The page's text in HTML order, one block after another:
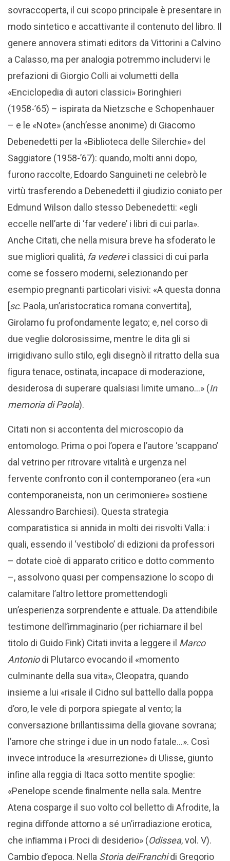
sovraccoperta, il cui scopo principale è presentare in
modo sintetico e accattivante il contenuto del libro. Il
genere annovera stimati editors da Vittorini a Calvino
a Calasso, ma per analogia potremmo includervi le
prefazioni di Giorgio Colli ai volumetti della
«Enciclopedia di autori classici» Boringhieri
(1958-’65) – ispirata da Nietzsche e Schopenhauer
– e le «Note» (anch’esse anonime) di Giacomo
Debenedetti per la «Biblioteca delle Silerchie» del
Saggiatore (1958-’67): quando, molti anni dopo,
furono raccolte, Edoardo Sanguineti ne celebrò le
virtù trasferendo a Debenedetti il giudizio coniato per
Edmund Wilson dallo stesso Debenedetti: «egli
eccelle nell’arte di ‘far vedere’ i libri di cui parla».
Anche Citati, che nella misura breve ha sfoderato le
sue migliori qualità, fa vederei classici di cui parla
come se fossero moderni, selezionando per
esempio pregnanti particolari visivi: «A questa donna
[sc. Paola, un’aristocratica romana convertita],
Girolamo fu profondamente legato; e, nel corso di
due veglie dolorosissime, mentre le dita gli si
irrigidivano sullo stilo, egli disegnò il ritratto della sua
ﬁgura tenace, ostinata, incapace di moderazione,
desiderosa di superare qualsiasi limite umano…» (In
memoria di Paola).
Citati non si accontenta del microscopio da
entomologo. Prima o poi l’opera e l’autore ‘scappano’
dal vetrino per ritrovare vitalità e urgenza nel
fervente confronto con il contemporaneo (era «un
contemporaneista, non un cerimoniere» sostiene
Alessandro Barchiesi). Questa strategia
comparatistica si annida in molti dei risvolti Valla: i
quali, essendo il ‘vestibolo’ di edizioni da professori
– dotate cioè di apparato critico e dotto commento
–, assolvono quasi per compensazione lo scopo di
calamitare l’altro lettore promettendogli
un’esperienza sorprendente e attuale. Da attendibile
testimone dell’immaginario (per richiamare il bel
titolo di Guido Fink) Citati invita a leggere il Marco
Antoniodi Plutarco evocando il «momento
culminante della sua vita», Cleopatra, quando
insieme a lui «risale il Cidno sul battello dalla poppa
d’oro, le vele di porpora spiegate al vento; la
conversazione brillantissima della giovane sovrana;
l’amore che stringe i due in un nodo fatale…». Così
invece introduce la «resurrezione» di Ulisse, giunto
inﬁne alla reggia di Itaca sotto mentite spoglie:
«Penelope scende ﬁnalmente nella sala. Mentre
Atena cosparge il suo volto col belletto di Afrodite, la
regina diﬀonde attorno a sé un’irradiazione erotica,
che inﬁamma i Proci di desiderio» (Odissea, vol. V).
Cambio d’epoca. Nella Storia deiFranchidi Gregorio